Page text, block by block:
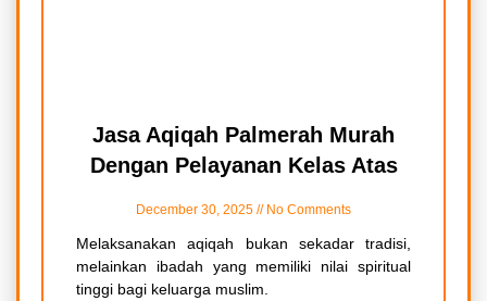
Jasa Aqiqah Palmerah Murah
Dengan Pelayanan Kelas Atas
December 30, 2025 No Comments
Melaksanakan aqiqah bukan sekadar tradisi,
melainkan ibadah yang memiliki nilai spiritual
tinggi bagi keluarga muslim.